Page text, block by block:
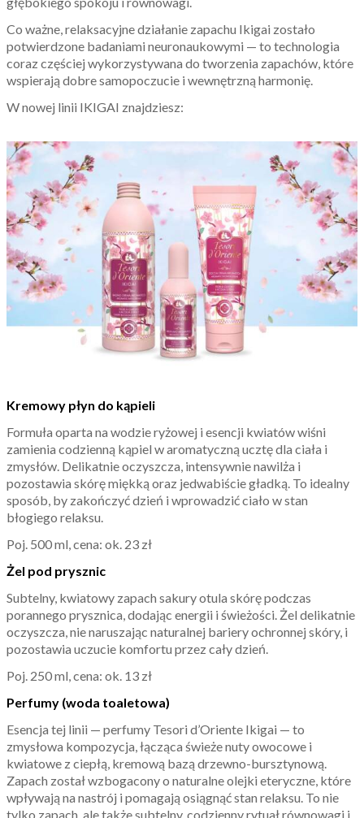
Co ważne, relaksacyjne działanie zapachu Ikigai zostało
potwierdzone badaniami neuronaukowymi — to technologia
coraz częściej wykorzystywana do tworzenia zapachów, które
wspierają dobre samopoczucie i wewnętrzną harmonię.
W nowej linii IKIGAI znajdziesz:
Kremowy płyn do kąpieli
Formuła oparta na wodzie ryżowej i esencji kwiatów wiśni
zamienia codzienną kąpiel w aromatyczną ucztę dla ciała i
zmysłów. Delikatnie oczyszcza, intensywnie nawilża i
pozostawia skórę miękką oraz jedwabiście gładką. To idealny
sposób, by zakończyć dzień i wprowadzić ciało w stan
błogiego relaksu.
Poj. 500 ml, cena: ok. 23 zł
Żel pod prysznic
Subtelny, kwiatowy zapach sakury otula skórę podczas
porannego prysznica, dodając energii i świeżości. Żel delikatnie
oczyszcza, nie naruszając naturalnej bariery ochronnej skóry, i
pozostawia uczucie komfortu przez cały dzień.
Poj. 250 ml, cena: ok. 13 zł
Perfumy (woda toaletowa)
Esencja tej linii — perfumy Tesori d’Oriente Ikigai — to
zmysłowa kompozycja, łącząca świeże nuty owocowe i
kwiatowe z ciepłą, kremową bazą drzewno-bursztynową.
Zapach został wzbogacony o naturalne olejki eteryczne, które
wpływają na nastrój i pomagają osiągnąć stan relaksu. To nie
tylko zapach, ale także subtelny, codzienny rytuał równowagi i